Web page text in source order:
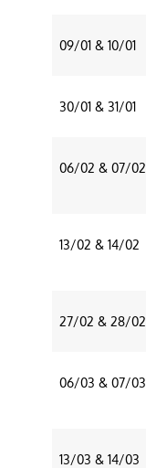
09/01 & 10/01
30/01 & 31/01
06/02 & 07/02
13/02 & 14/02
27/02 & 28/02
06/03 & 07/03
13/03 & 14/03